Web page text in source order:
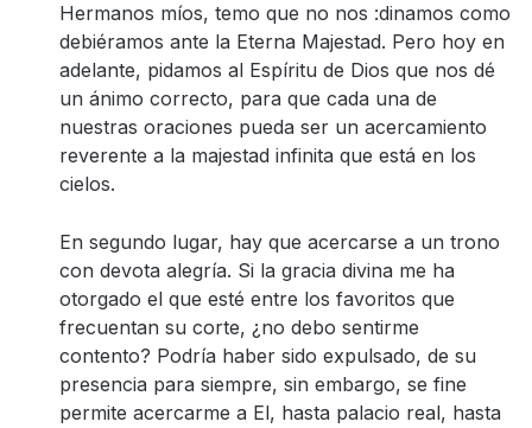
Hermanos míos, temo que no nos :dinamos como
debiéramos ante la Eterna Majestad. Pero hoy en
adelante, pidamos al Espíritu de Dios que nos dé
un ánimo correcto, para que cada una de
nuestras oraciones pueda ser un acercamiento
reverente a la majestad infinita que está en los
cielos.
En segundo lugar, hay que acercarse a un trono
con devota alegría. Si la gracia divina me ha
otorgado el que esté entre los favoritos que
frecuentan su corte, ¿no debo sentirme
contento? Podría haber sido expulsado, de su
presencia para siempre, sin embargo, se fine
permite acercarme a El, hasta palacio real, hasta